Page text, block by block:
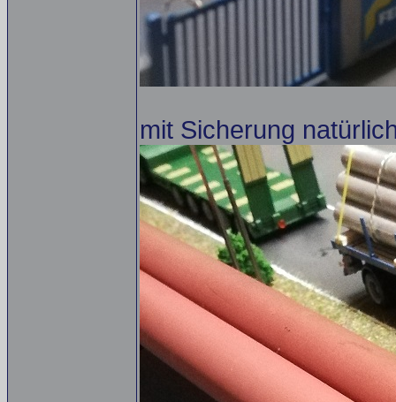
mit Sicherung